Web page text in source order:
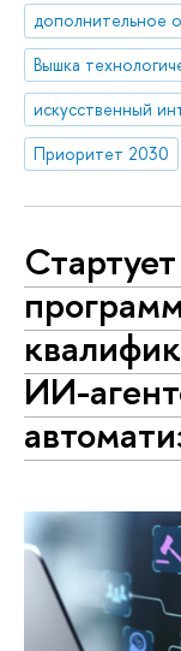
дополнительное
Вышка
искусственный
Приоритет 2030
ИИ-